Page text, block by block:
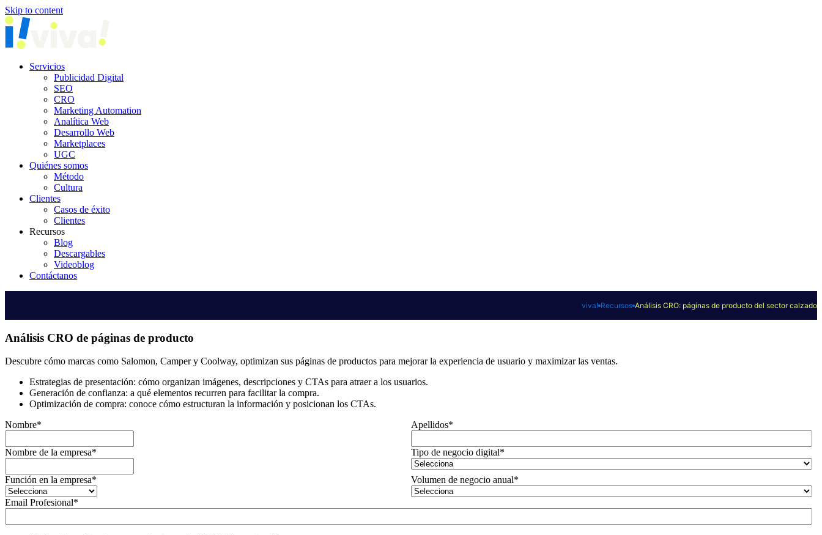
Skip to content
Servicios
Publicidad Digital
SEO
CRO
Marketing Automation
Analítica Web
Desarrollo Web
Marketplaces
UGC
Quiénes somos
Método
Cultura
Clientes
Casos de éxito
Clientes
Recursos
Blog
Descargables
Videoblog
Contáctanos
viva! Recursos Análisis CRO: páginas de producto del sector calzado
Análisis CRO de páginas de producto
Descubre cómo marcas como Salomon, Camper y Coolway, optimizan sus páginas de productos para mejorar la experiencia de usuario y maximizar las ventas.
Estrategias de presentación: cómo organizan imágenes, descripciones y CTAs para atraer a los usuarios.
Generación de confianza: a qué elementos recurren para facilitar la compra.
Optimización de compra: conoce cómo estructuran la información y posicionan los CTAs.
Nombre* Apellidos*
Nombre de la empresa* Tipo de negocio digital*
Función en la empresa* Volumen de negocio anual*
Email Profesional*